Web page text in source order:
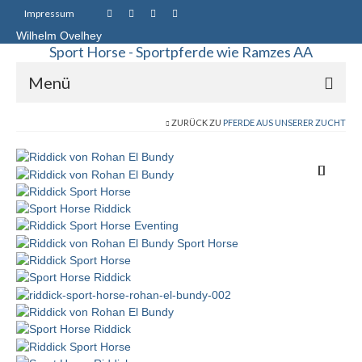
Impressum
Wilhelm Ovelhey
Sport Horse - Sportpferde wie Ramzes AA
Menü
Galerie
Stammstuten
Haupt-Vererber
Unsere Pferde
Starke Vererber in unserer Zucht
Up Chiqui – Quidam de Revel – Chin Chin –
Pachat II
ZURÜCK ZU PFERDE AUS UNSERER ZUCHT